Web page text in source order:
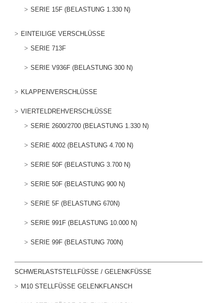
SERIE 15F (BELASTUNG 1.330 N)
EINTEILIGE VERSCHLÜSSE
SERIE 713F
SERIE V936F (BELASTUNG 300 N)
KLAPPENVERSCHLÜSSE
VIERTELDREHVERSCHLÜSSE
SERIE 2600/2700 (BELASTUNG 1.330 N)
SERIE 4002 (BELASTUNG 4.700 N)
SERIE 50F (BELASTUNG 3.700 N)
SERIE 50F (BELASTUNG 900 N)
SERIE 5F (BELASTUNG 670N)
SERIE 991F (BELASTUNG 10.000 N)
SERIE 99F (BELASTUNG 700N)
SCHWERLASTSTELLFÜSSE / GELENKFÜSSE
M10 STELLFÜSSE GELENKFLANSCH